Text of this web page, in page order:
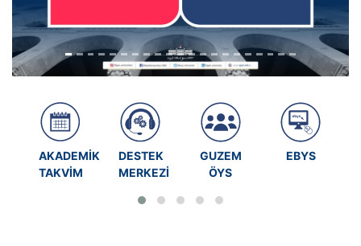
AKADEMİK
TAKVİM
DESTEK
MERKEZİ
GUZEM
ÖYS
EBYS